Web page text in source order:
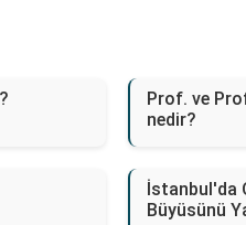
Prof. ve
nedir?
İstanbul'da
Büyüsünü